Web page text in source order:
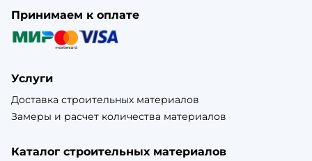
Принимаем к оплате
Услуги
Доставка строительных материалов
Замеры и расчет количества материалов
Каталог строительных материалов